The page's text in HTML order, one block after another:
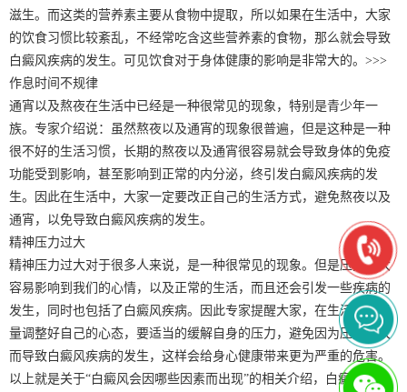
滋生。而这类的营养素主要从食物中提取，所以如果在生活中，大家
的饮食习惯比较紊乱，不经常吃含这些营养素的食物，那么就会导致
白癜风疾病的发生。可见饮食对于身体健康的影响是非常大的。>>>
作息时间不规律
通宵以及熬夜在生活中已经是一种很常见的现象，特别是青少年一
族。专家介绍说：虽然熬夜以及通宵的现象很普遍，但是这种是一种
很不好的生活习惯，长期的熬夜以及通宵很容易就会导致身体的免疫
功能受到影响，甚至影响到正常的内分泌，终引发白癜风疾病的发
生。因此在生活中，大家一定要改正自己的生活方式，避免熬夜以及
通宵，以免导致白癜风疾病的发生。
精神压力过大
精神压力过大对于很多人来说，是一种很常见的现象。但是压力过大
容易影响到我们的心情，以及正常的生活，而且还会引发一些疾病的
发生，同时也包括了白癜风疾病。因此专家提醒大家，在生活中，尽
量调整好自己的心态，要适当的缓解自身的压力，避免因为压力过大
而导致白癜风疾病的发生，这样会给身心健康带来更为严重的危害。
以上就是关于“白癜风会因哪些因素而出现”的相关介绍，白癜风医院